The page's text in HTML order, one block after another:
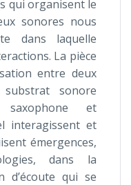
qui organisent le
sonores nous
dans laquelle
La pièce
entre deux
sonore
et
interagissent et
émergences,
dans la
d’écoute qui se